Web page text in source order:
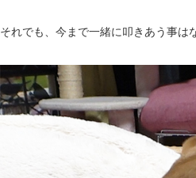
それでも、今まで一緒に叩きあう事は